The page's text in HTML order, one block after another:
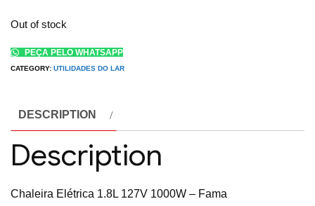
Out of stock
PEÇA PELO WHATSAPP
CATEGORY: UTILIDADES DO LAR
DESCRIPTION
Description
Chaleira Elétrica 1.8L 127V 1000W – Fama